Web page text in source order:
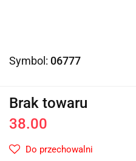
Symbol: 06777
Brak towaru
38.00
Do przechowalni